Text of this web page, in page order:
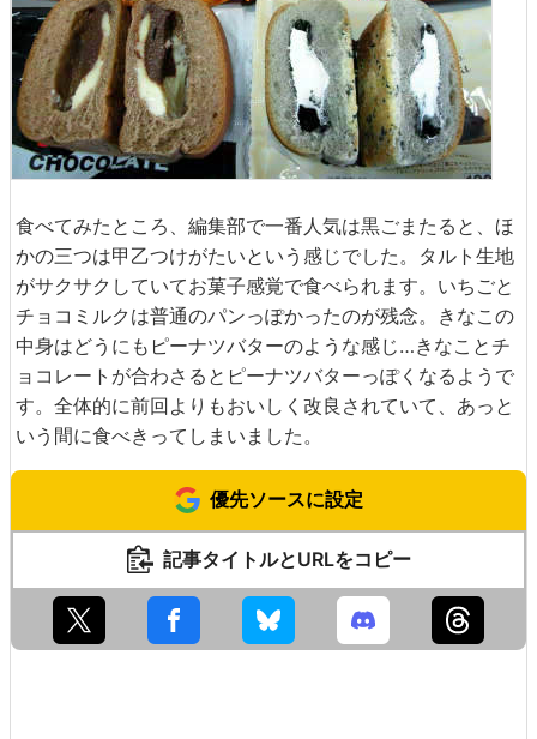
食べてみたところ、編集部で一番人気は黒ごまたると、ほ
かの三つは甲乙つけがたいという感じでした。タルト生地
がサクサクしていてお菓子感覚で食べられます。いちごと
チョコミルクは普通のパンっぽかったのが残念。きなこの
中身はどうにもピーナツバターのような感じ…きなことチ
ョコレートが合わさるとピーナツバターっぽくなるようで
す。全体的に前回よりもおいしく改良されていて、あっと
いう間に食べきってしまいました。
優先ソースに設定
記事タイトルとURLをコピー